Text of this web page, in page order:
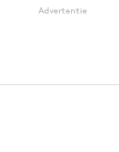
Advertentie